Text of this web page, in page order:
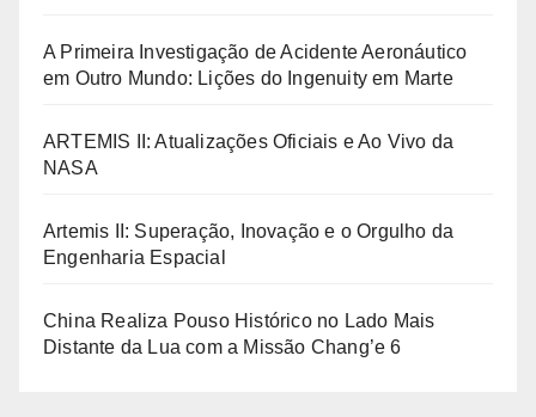
A Primeira Investigação de Acidente Aeronáutico
em Outro Mundo: Lições do Ingenuity em Marte
ARTEMIS II: Atualizações Oficiais e Ao Vivo da
NASA
Artemis II: Superação, Inovação e o Orgulho da
Engenharia Espacial
China Realiza Pouso Histórico no Lado Mais
Distante da Lua com a Missão Chang’e 6